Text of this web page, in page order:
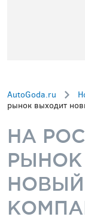
AutoGoda.ru
рынок выходит
НА